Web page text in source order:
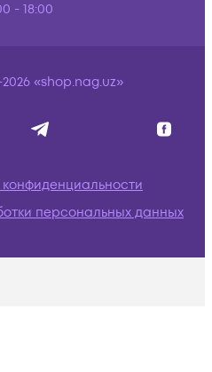
- 18:00
«shop.nag.uz»
персональных данных